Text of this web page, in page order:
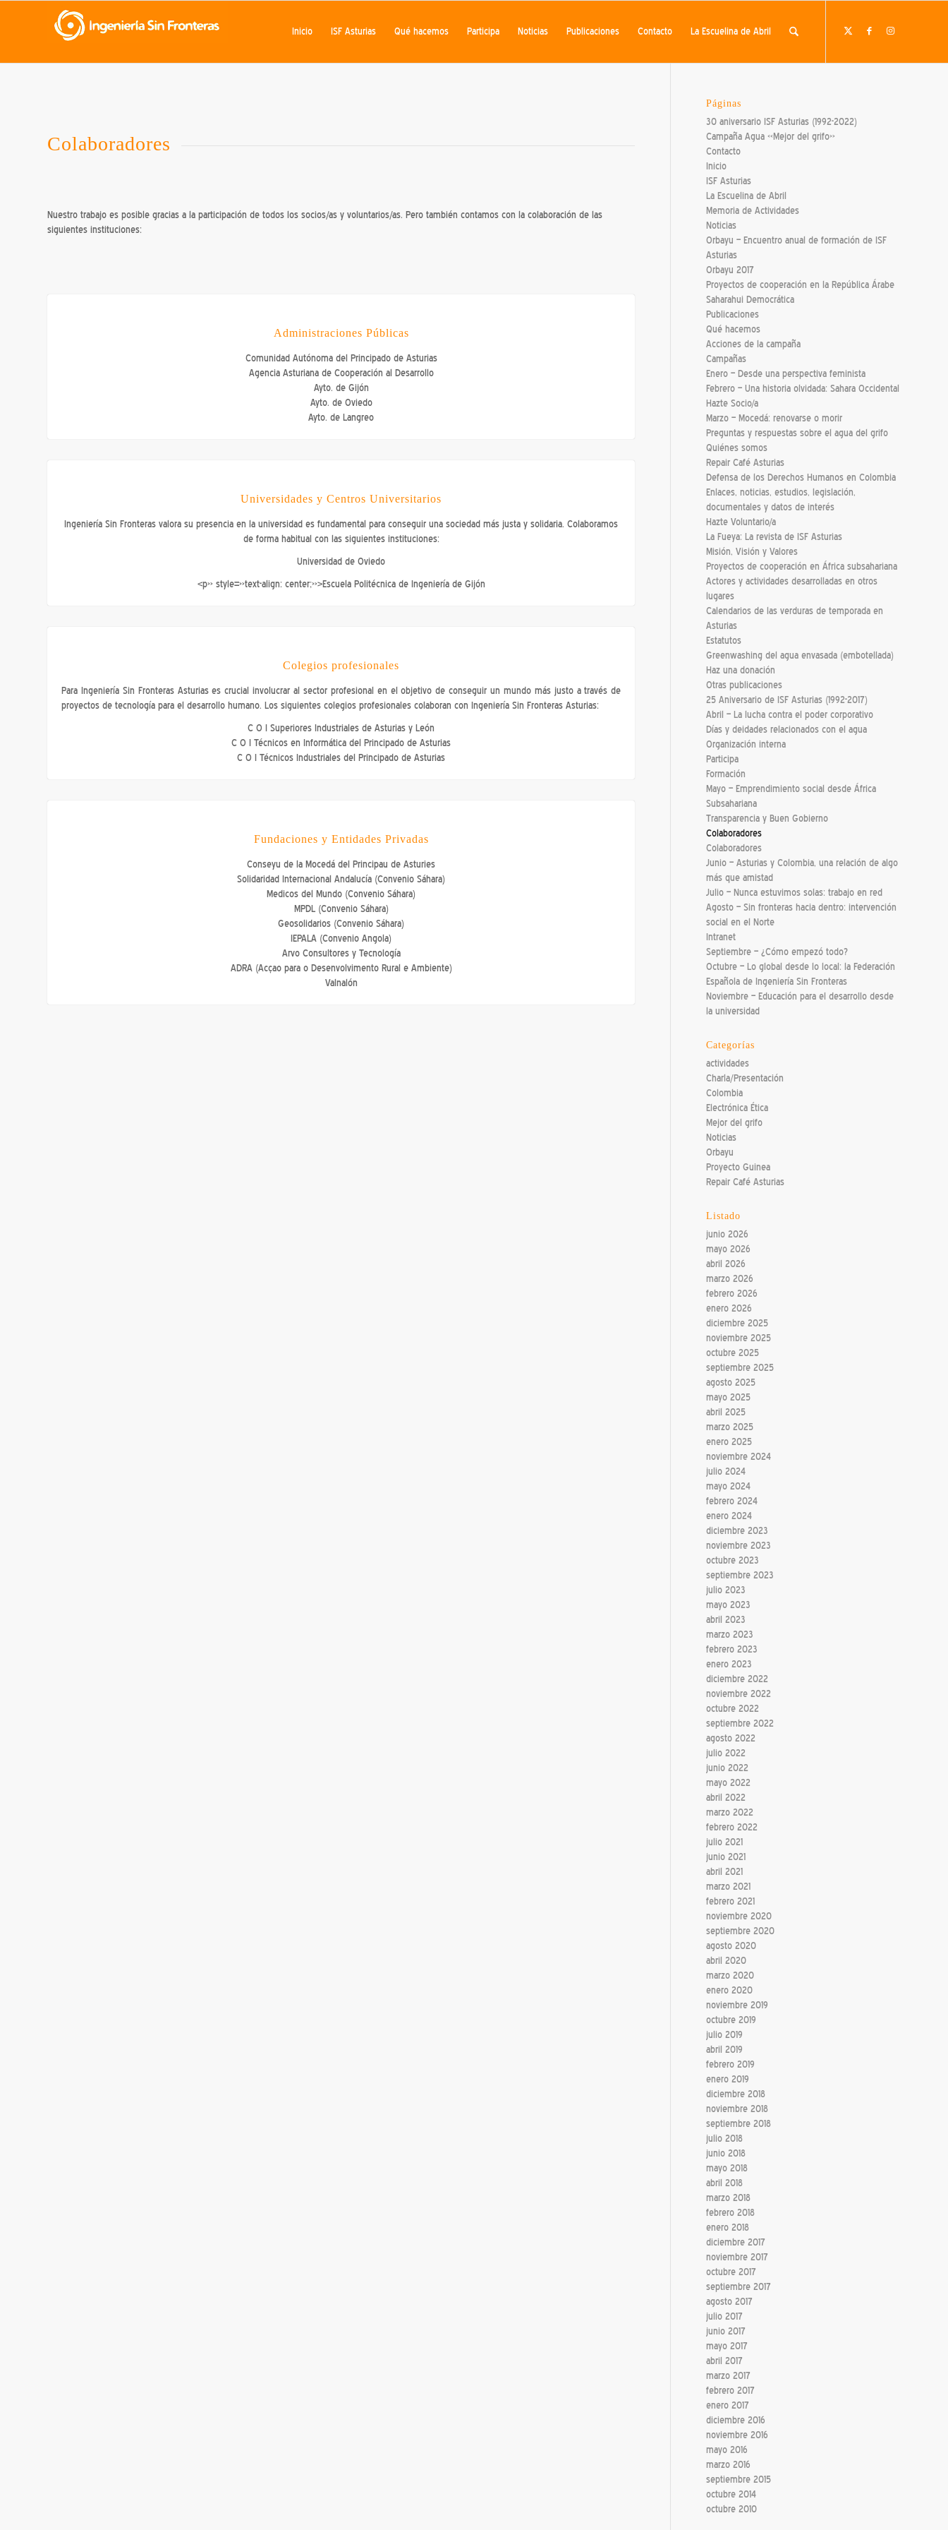
Inicio ISF Asturias Qué hacemos Participa Noticias Publicaciones Contacto La Escuelina de Abril
Colaboradores
Nuestro trabajo es posible gracias a la participación de todos los socios/as y voluntarios/as. Pero también contamos con la colaboración de las
siguientes instituciones:
Administraciones Públicas
Comunidad Autónoma del Principado de Asturias
Agencia Asturiana de Cooperación al Desarrollo
Ayto. de Gijón
Ayto. de Oviedo
Ayto. de Langreo
Universidades y Centros Universitarios
Ingeniería Sin Fronteras valora su presencia en la universidad es fundamental para conseguir una sociedad más justa y solidaria. Colaboramos
de forma habitual con las siguientes instituciones:
Universidad de Oviedo
<p» style=»text-align: center;»>Escuela Politécnica de Ingeniería de Gijón
Colegios profesionales
Para Ingeniería Sin Fronteras Asturias es crucial involucrar al sector profesional en el objetivo de conseguir un mundo más justo a través de
proyectos de tecnología para el desarrollo humano. Los siguientes colegios profesionales colaboran con Ingeniería Sin Fronteras Asturias:
C O I Superiores Industriales de Asturias y León
C O I Técnicos en Informática del Principado de Asturias
C O I Técnicos Industriales del Principado de Asturias
Fundaciones y Entidades Privadas
Conseyu de la Mocedá del Principau de Asturies
Solidaridad Internacional Andalucía (Convenio Sáhara)
Medicos del Mundo (Convenio Sáhara)
MPDL (Convenio Sáhara)
Geosolidarios (Convenio Sáhara)
IEPALA (Convenio Angola)
Arvo Consultores y Tecnología
ADRA (Acçao para o Desenvolvimento Rural e Ambiente)
Valnalón
Páginas
30 aniversario ISF Asturias (1992-2022)
Campaña Agua «Mejor del grifo»
Contacto
Inicio
ISF Asturias
La Escuelina de Abril
Memoria de Actividades
Noticias
Orbayu – Encuentro anual de formación de ISF
Asturias
Orbayu 2017
Proyectos de cooperación en la República Árabe
Saharahui Democrática
Publicaciones
Qué hacemos
Acciones de la campaña
Campañas
Enero – Desde una perspectiva feminista
Febrero – Una historia olvidada: Sahara Occidental
Hazte Socio/a
Marzo – Mocedá: renovarse o morir
Preguntas y respuestas sobre el agua del grifo
Quiénes somos
Repair Café Asturias
Defensa de los Derechos Humanos en Colombia
Enlaces, noticias, estudios, legislación,
documentales y datos de interés
Hazte Voluntario/a
La Fueya: La revista de ISF Asturias
Misión, Visión y Valores
Proyectos de cooperación en África subsahariana
Actores y actividades desarrolladas en otros
lugares
Calendarios de las verduras de temporada en
Asturias
Estatutos
Greenwashing del agua envasada (embotellada)
Haz una donación
Otras publicaciones
25 Aniversario de ISF Asturias (1992-2017)
Abril – La lucha contra el poder corporativo
Días y deidades relacionados con el agua
Organización interna
Participa
Formación
Mayo – Emprendimiento social desde África
Subsahariana
Transparencia y Buen Gobierno
Colaboradores
Colaboradores
Junio – Asturias y Colombia, una relación de algo
más que amistad
Julio – Nunca estuvimos solas: trabajo en red
Agosto – Sin fronteras hacia dentro: intervención
social en el Norte
Intranet
Septiembre – ¿Cómo empezó todo?
Octubre – Lo global desde lo local: la Federación
Española de Ingeniería Sin Fronteras
Noviembre – Educación para el desarrollo desde
la universidad
Categorías
actividades
Charla/Presentación
Colombia
Electrónica Ética
Mejor del grifo
Noticias
Orbayu
Proyecto Guinea
Repair Café Asturias
Listado
junio 2026
mayo 2026
abril 2026
marzo 2026
febrero 2026
enero 2026
diciembre 2025
noviembre 2025
octubre 2025
septiembre 2025
agosto 2025
mayo 2025
abril 2025
marzo 2025
enero 2025
noviembre 2024
julio 2024
mayo 2024
febrero 2024
enero 2024
diciembre 2023
noviembre 2023
octubre 2023
septiembre 2023
julio 2023
mayo 2023
abril 2023
marzo 2023
febrero 2023
enero 2023
diciembre 2022
noviembre 2022
octubre 2022
septiembre 2022
agosto 2022
julio 2022
junio 2022
mayo 2022
abril 2022
marzo 2022
febrero 2022
julio 2021
junio 2021
abril 2021
marzo 2021
febrero 2021
noviembre 2020
septiembre 2020
agosto 2020
abril 2020
marzo 2020
enero 2020
noviembre 2019
octubre 2019
julio 2019
abril 2019
febrero 2019
enero 2019
diciembre 2018
noviembre 2018
septiembre 2018
julio 2018
junio 2018
mayo 2018
abril 2018
marzo 2018
febrero 2018
enero 2018
diciembre 2017
noviembre 2017
octubre 2017
septiembre 2017
agosto 2017
julio 2017
junio 2017
mayo 2017
abril 2017
marzo 2017
febrero 2017
enero 2017
diciembre 2016
noviembre 2016
mayo 2016
marzo 2016
septiembre 2015
octubre 2014
octubre 2010